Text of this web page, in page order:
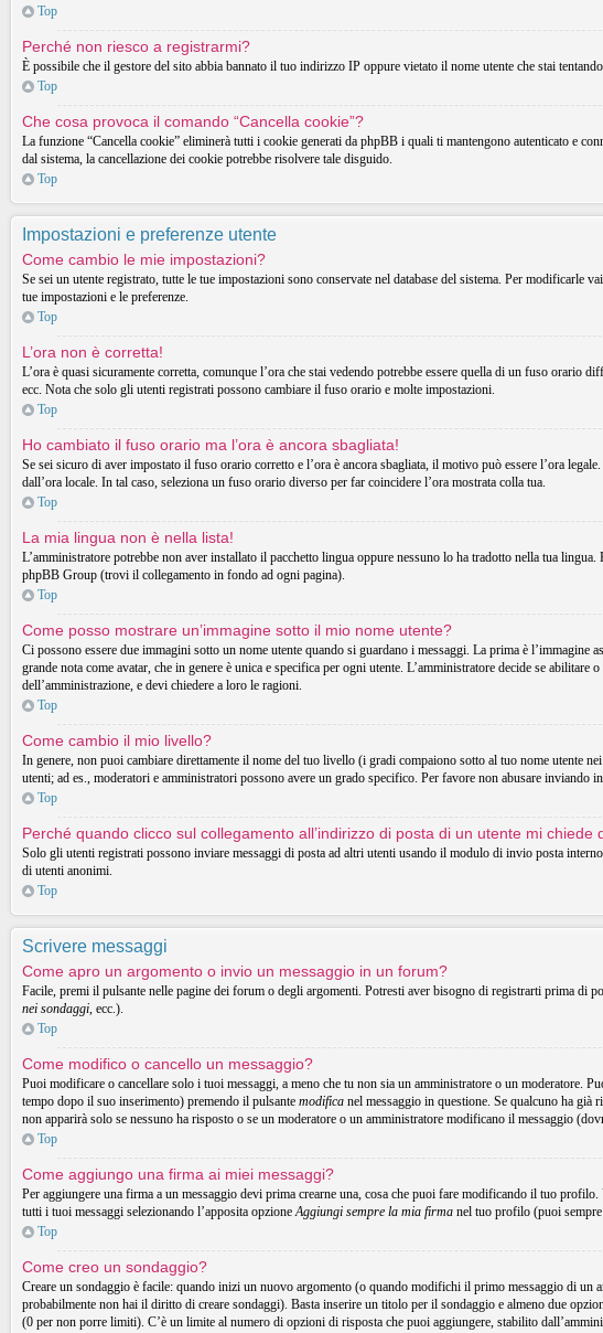
Top
Perché non riesco a registrarmi?
È possibile che il gestore del sito abbia bannato il tuo indirizzo IP oppure vietato il nome utente che stai
Top
Che cosa provoca il comando “Cancella cookie”?
La funzione “Cancella cookie” eliminerà tutti i cookie generati da phpBB i quali ti mantengono autenticato e
dal sistema, la cancellazione dei cookie potrebbe risolvere tale disguido.
Top
Impostazioni e preferenze utente
Come cambio le mie impostazioni?
Se sei un utente registrato, tutte le tue impostazioni sono conservate nel database del sistema. Per modificarle
tue impostazioni e le preferenze.
Top
L’ora non è corretta!
L’ora è quasi sicuramente corretta, comunque l’ora che stai vedendo potrebbe essere quella di un fuso
ecc. Nota che solo gli utenti registrati possono cambiare il fuso orario e molte impostazioni.
Top
Ho cambiato il fuso orario ma l’ora è ancora sbagliata!
Se sei sicuro di aver impostato il fuso orario corretto e l’ora è ancora sbagliata, il motivo può essere l’ora
dall’ora locale. In tal caso, seleziona un fuso orario diverso per far coincidere l’ora mostrata colla tua.
Top
La mia lingua non è nella lista!
L’amministratore potrebbe non aver installato il pacchetto lingua oppure nessuno lo ha tradotto nella tua
phpBB Group (trovi il collegamento in fondo ad ogni pagina).
Top
Come posso mostrare un’immagine sotto il mio nome utente?
Ci possono essere due immagini sotto un nome utente quando si guardano i messaggi. La prima è
grande nota come avatar, che in genere è unica e specifica per ogni utente. L’amministratore decide se
dell’amministrazione, e devi chiedere a loro le ragioni.
Top
Come cambio il mio livello?
In genere, non puoi cambiare direttamente il nome del tuo livello (i gradi compaiono sotto al tuo nome utente
utenti; ad es., moderatori e amministratori possono avere un grado specifico. Per favore non abusare
Top
Perché quando clicco sul collegamento all’indirizzo di posta di un utente mi
Solo gli utenti registrati possono inviare messaggi di posta ad altri utenti usando il modulo di invio posta
di utenti anonimi.
Top
Scrivere messaggi
Come apro un argomento o invio un messaggio in un forum?
Facile, premi il pulsante nelle pagine dei forum o degli argomenti. Potresti aver bisogno di registrarti prima di
nei sondaggi, ecc.).
Top
Come modifico o cancello un messaggio?
Puoi modificare o cancellare solo i tuoi messaggi, a meno che tu non sia un amministratore o un moderatore.
tempo dopo il suo inserimento) premendo il pulsante modifica nel messaggio in questione. Se qualcuno ha
non apparirà solo se nessuno ha risposto o se un moderatore o un amministratore modificano il messaggio
Top
Come aggiungo una firma ai miei messaggi?
Per aggiungere una firma a un messaggio devi prima crearne una, cosa che puoi fare modificando il tuo
tutti i tuoi messaggi selezionando l’apposita opzioneAggiungi sempre la mia firma nel tuo profilo (puoi
Top
Come creo un sondaggio?
Creare un sondaggio è facile: quando inizi un nuovo argomento (o quando modifichi il primo messaggio di
probabilmente non hai il diritto di creare sondaggi). Basta inserire un titolo per il sondaggio e almeno due
(0 per non porre limiti). C’è un limite al numero di opzioni di risposta che puoi aggiungere, stabilito